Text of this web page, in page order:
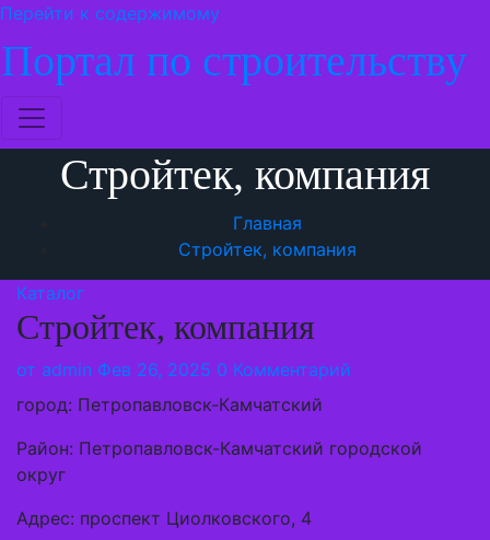
Перейти к содержимому
Портал по строительству
Стройтек, компания
Главная
Стройтек, компания
Каталог
Стройтек, компания
от admin Фев 26, 2025 0 Комментарий
город: Петропавловск-Камчатский
Район: Петропавловск-Камчатский городской
округ
Адрес: проспект Циолковского, 4